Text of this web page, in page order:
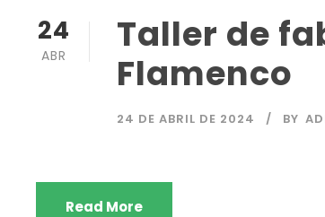
24
ABR
Taller de
Flamenco
24 DE ABRIL DE 2024 BY
Read More